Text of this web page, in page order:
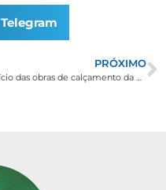
Telegram
PRÓXIMO
Início das obras de calçamento da estrada do Distrito do Cervo